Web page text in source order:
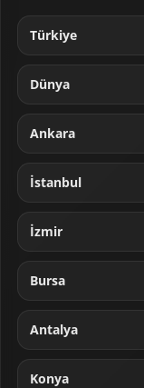
Türkiye
Dünya
Ankara
İstanbul
İzmir
Bursa
Antalya
Konya